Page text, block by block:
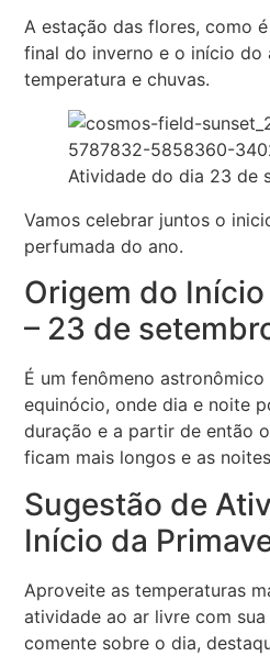
A estação das flores, como
final do inverno e o início do
temperatura e chuvas.
Atividade do dia 23 de
Vamos celebrar juntos o
perfumada do ano.
Origem do
– 23 de
É um fenômeno
equinócio, onde dia e noite
duração e a partir de então
ficam mais longos e as
Sugestão de
Início da
Aproveite as temperaturas
atividade ao ar livre com
comente sobre o dia,